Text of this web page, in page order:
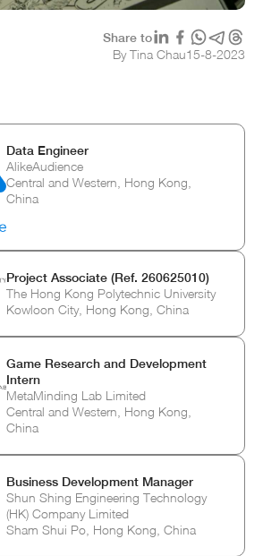
Share to
By Tina Chau15-8-2023
Data Engineer
AlikeAudience
Central and Western, Hong Kong,
China
Project Associate (Ref. 260625010)
The Hong Kong Polytechnic University
Kowloon City, Hong Kong, China
Game Research and Development
Intern
MetaMinding Lab Limited
Central and Western, Hong Kong,
China
Business Development Manager
Shun Shing Engineering Technology
(HK) Company Limited
Sham Shui Po, Hong Kong, China